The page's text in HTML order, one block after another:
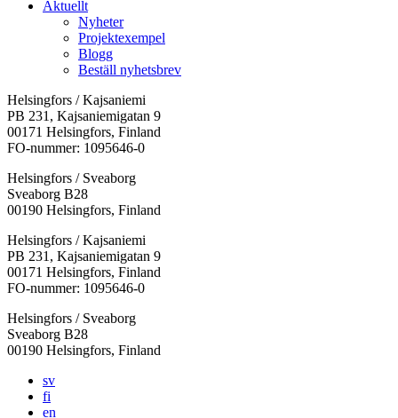
Aktuellt
Nyheter
Projektexempel
Blogg
Beställ nyhetsbrev
Helsingfors / Kajsaniemi
PB 231, Kajsaniemigatan 9
00171 Helsingfors, Finland
FO-nummer: 1095646-0
Helsingfors / Sveaborg
Sveaborg B28
00190 Helsingfors, Finland
Facebook:
Öppnas
i
en
flik
Instagram:
Öppnas
i
en
flik
TikTok:
Öppnas
i
en
flik
Youtube:
Öppnas
i
en
flik
Vimeo:
Öppnas
i
en
flik
Helsingfors / Kajsaniemi
PB 231, Kajsaniemigatan 9
00171 Helsingfors, Finland
FO-nummer: 1095646-0
Helsingfors / Sveaborg
Sveaborg B28
00190 Helsingfors, Finland
sv
fi
en